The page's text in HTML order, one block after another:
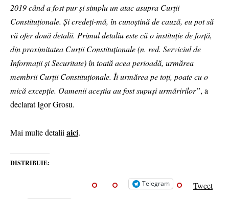
2019 când a fost pur şi simplu un atac asupra Curţii
Constituţionale. Şi credeţi-mă, în cunoştină de cauză, eu pot să
vă ofer două detalii. Primul detaliu este că o instituţie de forţă,
din proximitatea Curţii Constituţionale (n. red. Serviciul de
Informaţii şi Securitate) în toată acea perioadă, urmărea
membrii Curţii Constituţionale. Îi urmărea pe toţi, poate cu o
mică excepţie. Oamenii aceştia au fost supuşi urmăririlor”, a
declarat Igor Grosu.
Mai multe detalii aici.
DISTRIBUIE:
Telegram Tweet